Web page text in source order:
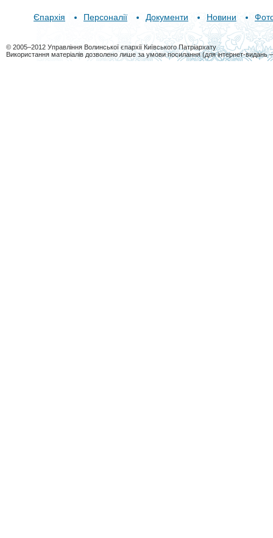
Єпархія Персоналії Документи Новини
© 2005–2012 Управління Волинської єпархії Київського Патріархату
Використання матеріалів дозволено лише за умови посилання (для інтернет-видань